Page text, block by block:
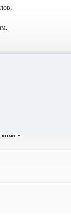
доступен весь
при обращении к
специальные